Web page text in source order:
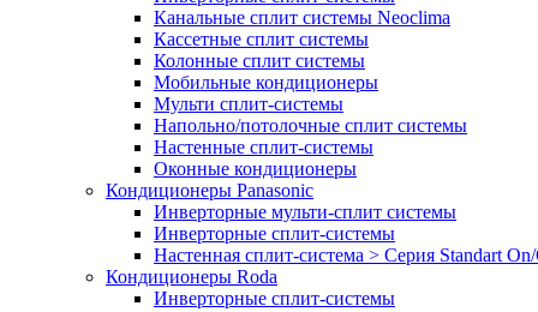
Канальные сплит системы Neoclima
Кассетные сплит системы
Колонные сплит системы
Мобильные кондиционеры
Мульти сплит-системы
Напольно/потолочные сплит системы
Настенные сплит-системы
Оконные кондиционеры
Кондиционеры Panasonic
Инверторные мульти-сплит системы
Инверторные сплит-системы
Настенная сплит-система > Серия Standart
Кондиционеры Roda
Инверторные сплит-системы